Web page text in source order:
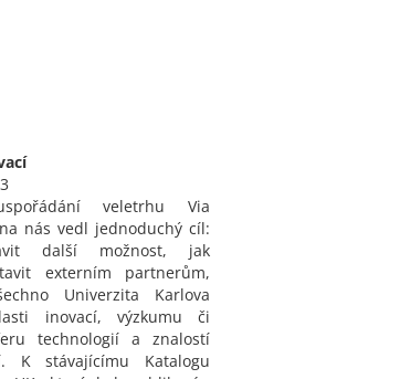
veletrhu Via
nás vedl jednoduchý cíl:
další možnost, jak
externím partnerům,
Univerzita Karlova
inovací, výzkumu či
technologií a znalostí
K stávajícímu Katalogu